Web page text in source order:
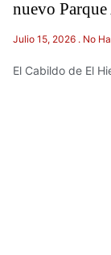
nuevo
Julio 15, 2026 No
El Cabildo de El